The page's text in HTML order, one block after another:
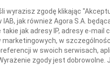
wyrazisz zgodę klikając
jak również Agora S.A.
jak adresy IP, adresy e-mail
w
w swoich serwisach,
zgody jest dobrowolne.